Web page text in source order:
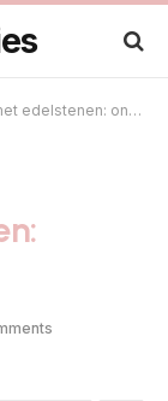
ontdek jouw passie